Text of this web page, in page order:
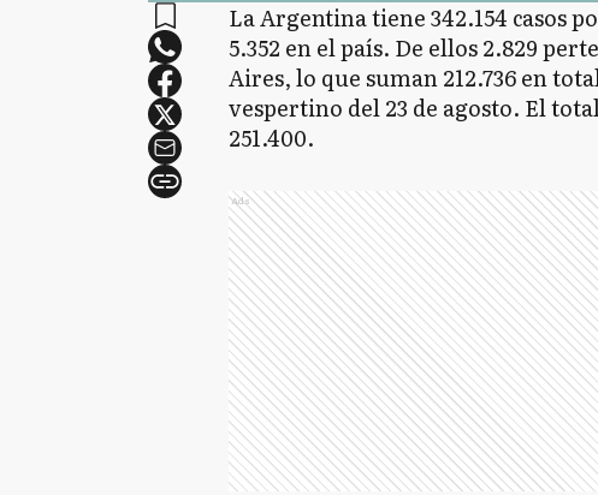
La Argentina tiene 342.154 casos
5.352 en el país. De ellos 2.829
Aires, lo que suman 212.736 en
vespertino del 23 de agosto. El
251.400.
Ads